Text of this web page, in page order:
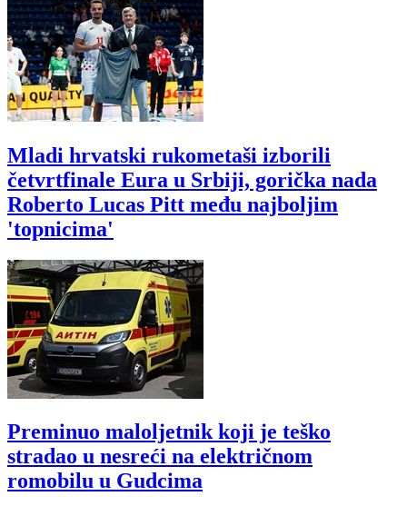
Mladi hrvatski rukometaši izborili
četvrtfinale Eura u Srbiji, gorička nada
Roberto Lucas Pitt među najboljim
'topnicima'
Preminuo maloljetnik koji je teško
stradao u nesreći na električnom
romobilu u Gudcima